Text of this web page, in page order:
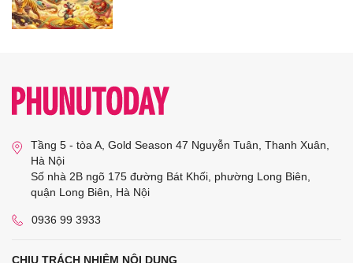
Tầng 5 - tòa A, Gold Season 47 Nguyễn Tuân, Thanh Xuân,
Hà Nội
Số nhà 2B ngõ 175 đường Bát Khối, phường Long Biên,
quận Long Biên, Hà Nội
0936 99 3933
CHỊU TRÁCH NHIỆM NỘI DUNG